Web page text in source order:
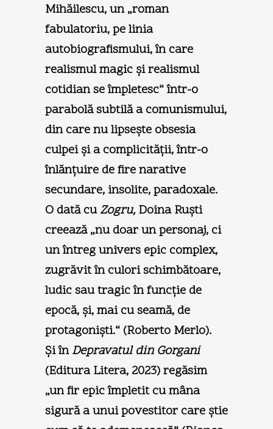
Mihăilescu, un „roman
fabulatoriu, pe linia
autobiografismului, în care
realismul magic şi realismul
cotidian se împletesc“ într-o
parabolă subtilă a comunismului,
din care nu lipseşte obsesia
culpei şi a complicităţii, într-o
înlănţuire de fire narative
secundare, insolite, paradoxale.
O dată cuZogru,Doina Ruşti
creează „nu doar un personaj, ci
un întreg univers epic complex,
zugrăvit în culori schimbătoare,
ludic sau tragic în funcţie de
epocă, şi, mai cu seamă, de
protagonişti.“ (Roberto Merlo).
Şi înDepravatul din Gorgani
(Editura Litera, 2023) regăsim
„un fir epic împletit cu mâna
sigură a unui povestitor care ştie